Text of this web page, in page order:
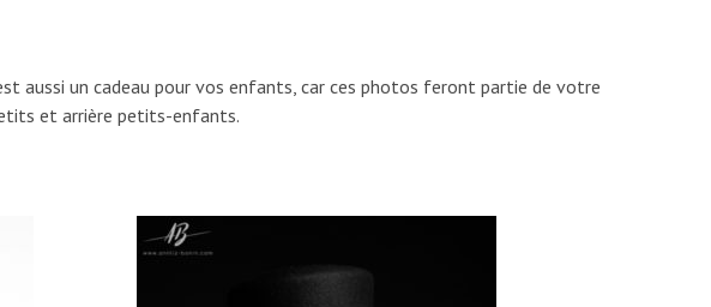
aussi un cadeau pour vos enfants, car ces photos feront partie de votre
et arrière petits-enfants.